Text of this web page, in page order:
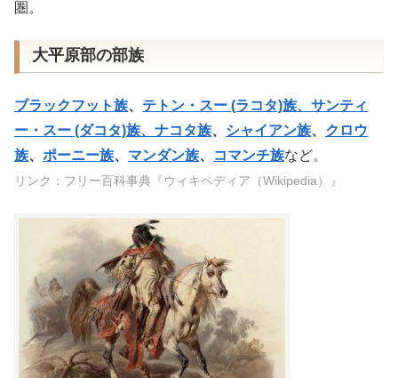
圏。
大平原部の部族
ブラックフット族、 テトン・スー (ラコタ)族、サンティ
ー・スー (ダコタ)族、ナコタ族、 シャイアン族、 クロウ
族、 ポーニー族、 マンダン族、 コマンチ族など。
リンク：フリー百科事典『ウィキペディア（Wikipedia）』